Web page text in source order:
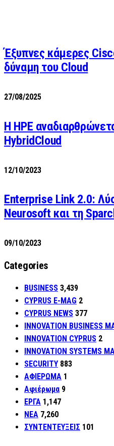
Έξυπνες κάμερες
δύναμη του Cloud
27/08/2025
H HPE
HybridCloud
12/10/2023
Enterprise Link 2.0:
Neurosoft και τη
09/10/2023
Categories
BUSINESS 3,439
CYPRUS E-MAG 2
CYPRUS NEWS 377
INNOVATION BUSINESS
INNOVATION CYPRUS 2
INNOVATION SYSTEMS
SECURITY 883
ΑΦΙΕΡΩΜΑ 1
Αφιέρωμα 9
ΕΡΓΑ 1,147
ΝΕΑ 7,260
ΣΥΝΤΕΝΤΕΥΞΕΙΣ 101